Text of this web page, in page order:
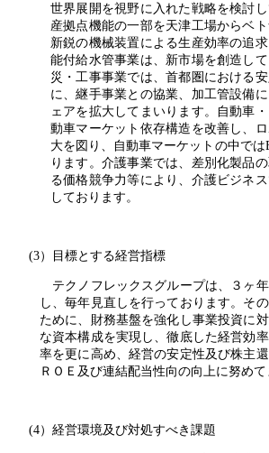
世界展開を視野に入れた戦略を検討
産拠点機能の一部を天津工場からベ
新鋭の機械装置による生産効率の追
能付給水管事業は、新市場を創造し
災・工事事業では、首都圏における
に、継手事業との協業、加工管設備
ェアを拡大してまいります。自動車
動車マーケット依存構造を改善し、
大を図り、自動車マーケットの中で
ります。介護事業では、差別化製品
る価格競争力等により、介護ビジネ
しております。
(3）目標とする経営指標
テクノフレックスグループは、３ヶ
し、毎年見直しを行っております。そ
ために、財務基盤を強化し事業投資に
な資本構成を実現し、徹底した経営効
率を更に高め、経営の安定性及び株主
ＲＯＥ及び連結配当性向の向上に努めて
(4）経営環境及び対処すべき課題